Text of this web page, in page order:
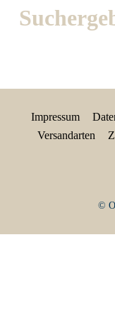
Impressum
Versandarten
©